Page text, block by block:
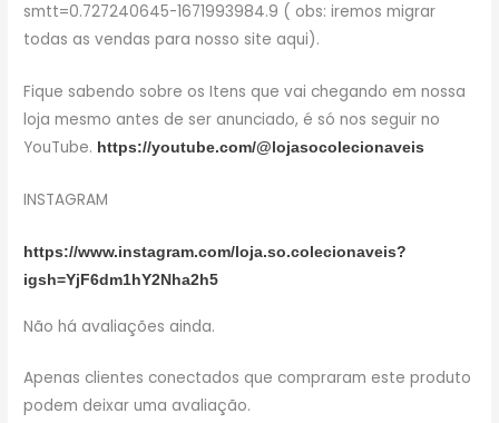
smtt=0.727240645-1671993984.9 ( obs: iremos migrar
todas as vendas para nosso site aqui).
Fique sabendo sobre os Itens que vai chegando em nossa
loja mesmo antes de ser anunciado, é só nos seguir no
YouTube. https://youtube.com/@lojasocolecionaveis
INSTAGRAM
https://www.instagram.com/loja.so.colecionaveis?
igsh=YjF6dm1hY2Nha2h5
Não há avaliações ainda.
Apenas clientes conectados que compraram este produto
podem deixar uma avaliação.